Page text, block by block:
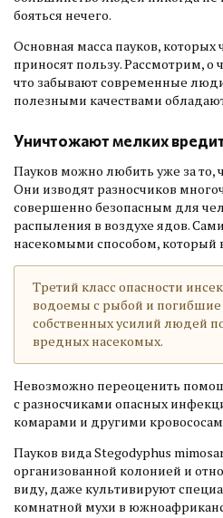
бояться нечего.
Основная масса пауков, которых
приносят пользу. Рассмотрим,
что забывают современные
полезными качествами
Уничтожают мелких
Пауков можно любить уже за то,
Они изводят разносчиков
совершенно безопасным для
распыления в воздухе ядов.
насекомыми способом, который
Третий класс опасности
водоемы с рыбой и погибшие
собственных усилий людей
вредных насекомых.
Невозможно переоценить
с разносчиками опасных
комарами и другими
Пауков вида Stegodyphus
организованной колонией и
виду, даже культивируют
комнатной мухи в